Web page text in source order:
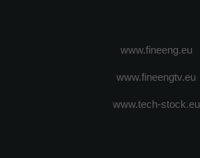
www.fineeng.eu
www.fineengtv.eu
www.tech-stock.eu